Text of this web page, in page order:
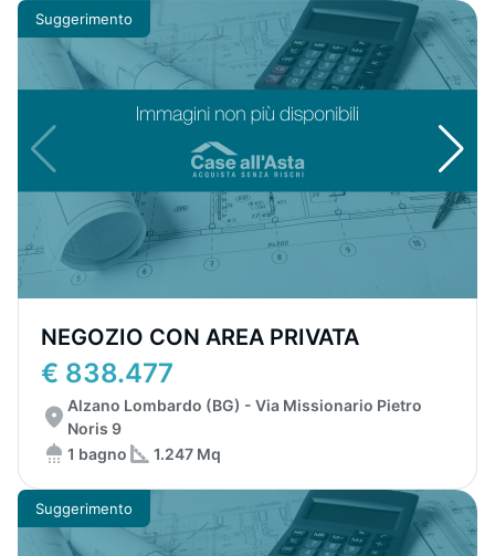
Suggerimento
NEGOZIO CON AREA PRIVATA
€ 838.477
Alzano Lombardo (BG) - Via Missionario Pietro
Noris 9
1 bagno
1.247 Mq
Suggerimento